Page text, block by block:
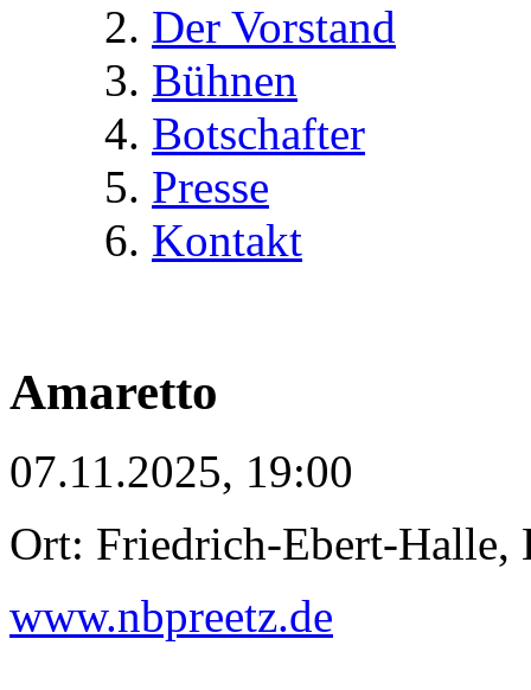
Der Vorstand
Bühnen
Botschafter
Presse
Kontakt
Amaretto
07.11.2025, 19:00
Ort: Friedrich-Ebert-Halle,
www.nbpreetz.de